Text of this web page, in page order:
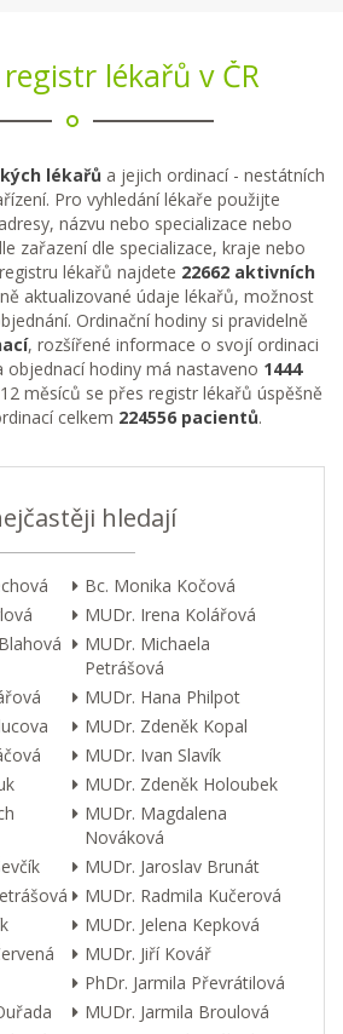
lékařů v ČR
lékařů a jejich ordinací - nestátních
Pro vyhledání lékaře použijte
názvu nebo specializace nebo
zařazení dle specializace, kraje nebo
lékařů najdete 22662 aktivních
aktualizované údaje lékařů, možnost
Ordinační hodiny si pravidelně
, rozšířené informace o svojí ordinaci
objednací hodiny má nastaveno 1444
měsíců se přes registr lékařů úspěšně
celkem 224556 pacientů.
hledají
Bc. Monika Kočová
MUDr. Irena Kolářová
MUDr. Michaela
Petrášová
MUDr. Hana Philpot
MUDr. Zdeněk Kopal
MUDr. Ivan Slavík
MUDr. Zdeněk Holoubek
MUDr. Magdalena
Nováková
MUDr. Jaroslav Brunát
MUDr. Radmila Kučerová
MUDr. Jelena Kepková
MUDr. Jiří Kovář
PhDr. Jarmila Převrátilová
MUDr. Jarmila Broulová